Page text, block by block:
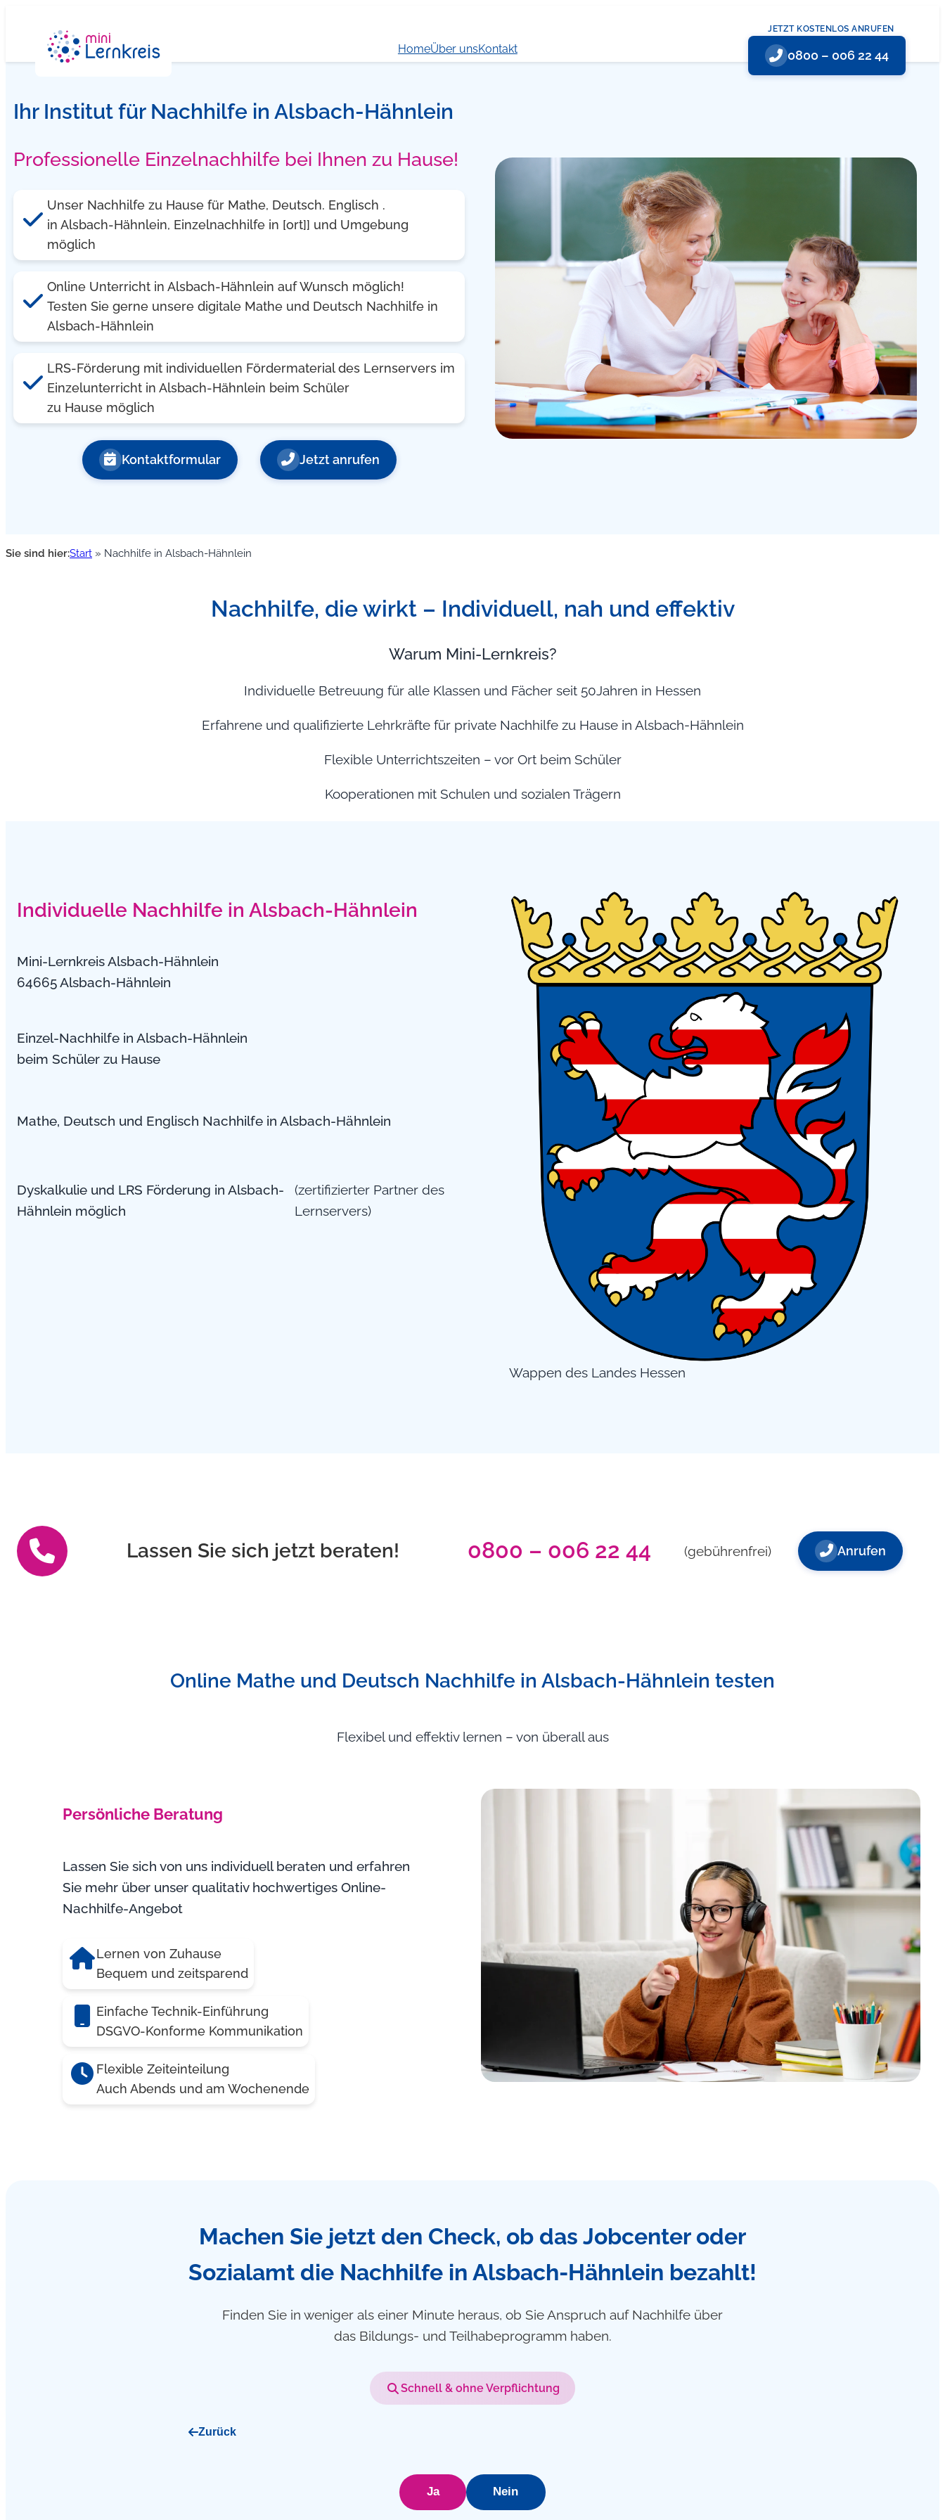
springen
HomeÜber unsKontakt
JETZT KOSTENLOS ANRUFEN
0800 – 006 22 44
Ihr Institut für Nachhilfe in Alsbach-Hähnlein
Professionelle Einzelnachhilfe bei Ihnen zu Hause!
Unser Nachhilfe zu Hause für Mathe, Deutsch. Englisch .
in Alsbach-Hähnlein, Einzelnachhilfe in [ort]] und Umgebung
möglich
Online Unterricht in Alsbach-Hähnlein auf Wunsch möglich!
Testen Sie gerne unsere digitale Mathe und Deutsch Nachhilfe in
Alsbach-Hähnlein
LRS-Förderung mit individuellen Fördermaterial des Lernservers im
Einzelunterricht in Alsbach-Hähnlein beim Schüler
zu Hause möglich
Kontaktformular Jetzt anrufen
Sie sind hier:Start » Nachhilfe in Alsbach-Hähnlein
Nachhilfe, die wirkt – Individuell, nah und effektiv
Warum Mini-Lernkreis?
Individuelle Betreuung für alle Klassen und Fächer seit 50Jahren in Hessen
Erfahrene und qualifizierte Lehrkräfte für private Nachhilfe zu Hause in Alsbach-Hähnlein
Flexible Unterrichtszeiten – vor Ort beim Schüler
Kooperationen mit Schulen und sozialen Trägern
Individuelle Nachhilfe in Alsbach-Hähnlein
Mini-Lernkreis Alsbach-Hähnlein
64665 Alsbach-Hähnlein
Einzel-Nachhilfe in Alsbach-Hähnlein
beim Schüler zu Hause
Mathe, Deutsch und Englisch Nachhilfe in Alsbach-Hähnlein
Dyskalkulie und LRS Förderung in Alsbach-
Hähnlein möglich
(zertifizierter Partner des
Lernservers)
Wappen des Landes Hessen
Lassen Sie sich jetzt beraten! 0800 – 006 22 44 (gebührenfrei) Anrufen
Online Mathe und Deutsch Nachhilfe in Alsbach-Hähnlein testen
Flexibel und effektiv lernen – von überall aus
Persönliche Beratung
Lassen Sie sich von uns individuell beraten und erfahren
Sie mehr über unser qualitativ hochwertiges Online-
Nachhilfe-Angebot
Lernen von Zuhause
Bequem und zeitsparend
Einfache Technik-Einführung
DSGVO-Konforme Kommunikation
Flexible Zeiteinteilung
Auch Abends und am Wochenende
Machen Sie jetzt den Check, ob das Jobcenter oder
Sozialamt die Nachhilfe in Alsbach-Hähnlein bezahlt!
Finden Sie in weniger als einer Minute heraus, ob Sie Anspruch auf Nachhilfe über
das Bildungs- und Teilhabeprogramm haben.
Schnell & ohne Verpflichtung
Zurück
Ja Nein